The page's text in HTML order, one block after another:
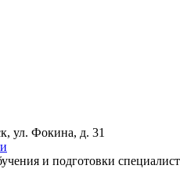
ул. Фокина, д. 31
и подготовки